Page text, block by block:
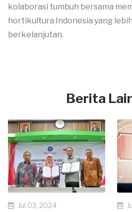
kolaborasi tumbuh bersama
hortikultura Indonesia yang
berkelanjutan.
Berita
Jul 03, 2024